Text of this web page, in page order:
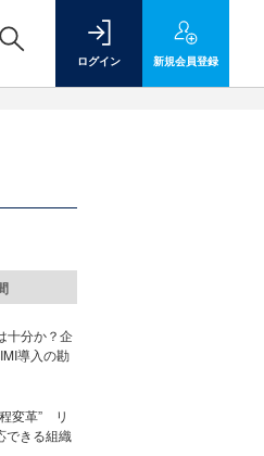
ログイン 新規会員登録
十分か？企
導入の勘
変革” リ
できる組織